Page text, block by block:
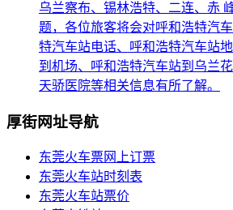
乌兰察布、锡林浩特、二连、赤
题，各位旅客将会对呼和浩特汽
特汽车站电话、呼和浩特汽车站
到机场、呼和浩特汽车站到乌兰
天骄医院等相关信息有所了解。
厚街网址导航
东莞火车票网上订票
东莞火车站时刻表
东莞火车站票价